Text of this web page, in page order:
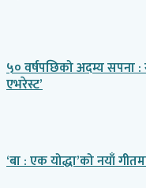
५० वर्षपछिको अदम्य सपना :
एभरेस्ट’
‘बा : एक योद्धा’को नयाँ